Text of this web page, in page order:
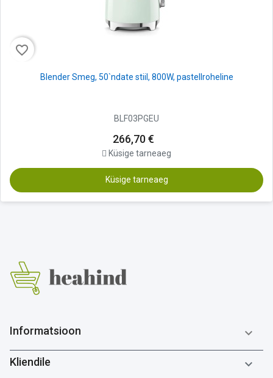
favorite_border
Blender Smeg, 50`ndate stiil, 800W, pastellroheline
BLF03PGEU
266,70 €
Küsige tarneaeg
Küsige tarneaeg
Informatsioon 
Kliendile 